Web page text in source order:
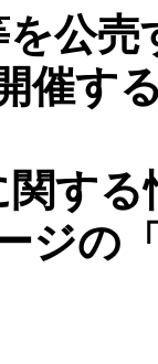
公
催す
する
ジの